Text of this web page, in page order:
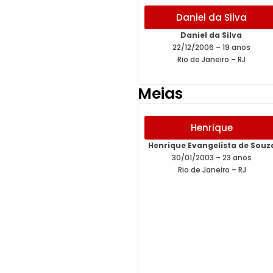
Daniel da Silva
Daniel da Silva
22/12/2006 – 19 anos
Rio de Janeiro – RJ
Meias
Henrique
Henrique Evangelista de
30/01/2003 – 23 anos
Rio de Janeiro – RJ